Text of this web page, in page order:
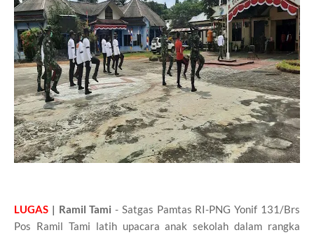
LUGAS | Ramil Tami - Satgas Pamtas RI-PNG Yonif 131/Brs
Pos Ramil Tami latih upacara anak sekolah dalam rangka